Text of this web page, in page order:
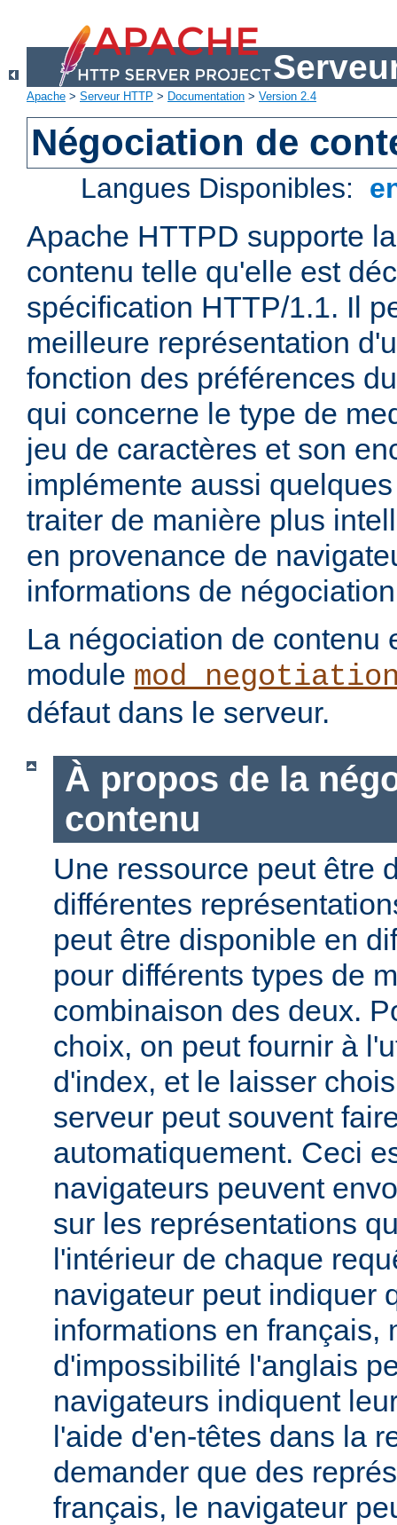
Apache > Serveur HTTP > Documentation > Version 2.4
Négociation de
Langues Disponibles:
Apache HTTPD supporte
contenu telle qu'elle est
spécification HTTP/1.1. Il
meilleure représentation
fonction des préférences
qui concerne le type de
jeu de caractères et son
implémente aussi
traiter de manière plus
en provenance de
informations de
La négociation de contenu
module
défaut dans le serveur.
À propos de la
contenu
Une ressource peut être
différentes
peut être disponible en
pour différents types de
combinaison des deux.
choix, on peut fournir à
d'index, et le laisser
serveur peut souvent
automatiquement. Ceci
navigateurs peuvent
sur les représentations
l'intérieur de chaque
navigateur peut indiquer
informations en français,
d'impossibilité l'anglais
navigateurs indiquent
l'aide d'en-têtes dans la
demander que des
français, le navigateur